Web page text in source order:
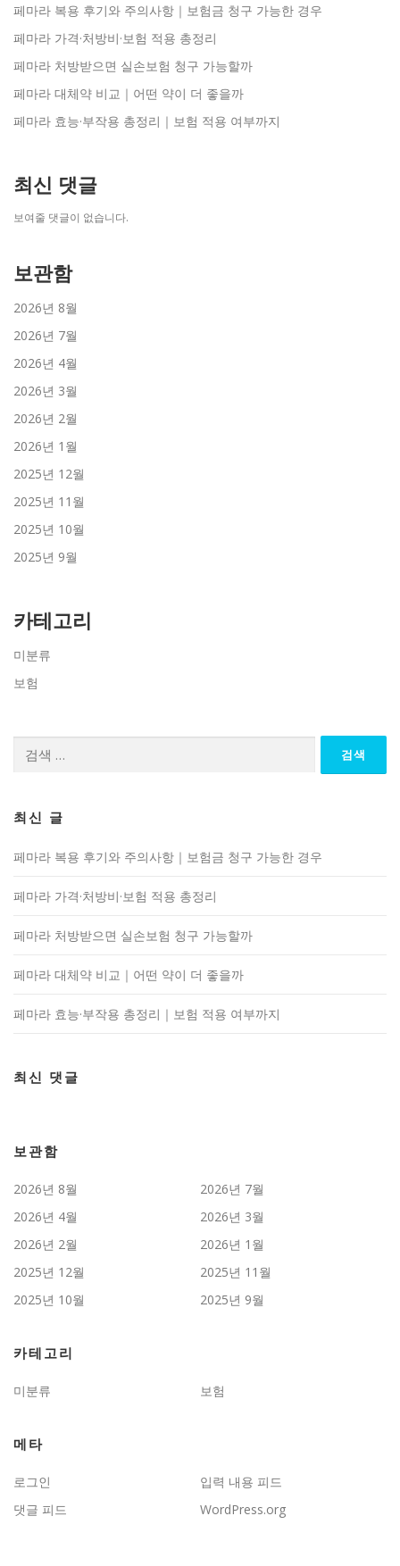
페마라 복용 후기와 주의사항｜보험금 청구 가능한 경우
페마라 가격·처방비·보험 적용 총정리
페마라 처방받으면 실손보험 청구 가능할까
페마라 대체약 비교｜어떤 약이 더 좋을까
페마라 효능·부작용 총정리｜보험 적용 여부까지
최신 댓글
보여줄 댓글이 없습니다.
보관함
2026년 8월
2026년 7월
2026년 4월
2026년 3월
2026년 2월
2026년 1월
2025년 12월
2025년 11월
2025년 10월
2025년 9월
카테고리
미분류
보험
최신 글
페마라 복용 후기와 주의사항｜보험금 청구 가능한 경우
페마라 가격·처방비·보험 적용 총정리
페마라 처방받으면 실손보험 청구 가능할까
페마라 대체약 비교｜어떤 약이 더 좋을까
페마라 효능·부작용 총정리｜보험 적용 여부까지
최신 댓글
보관함
2026년 8월
2026년 7월
2026년 4월
2026년 3월
2026년 2월
2026년 1월
2025년 12월
2025년 11월
2025년 10월
2025년 9월
카테고리
미분류 보험
메타
로그인
입력 내용 피드
댓글 피드
WordPress.org